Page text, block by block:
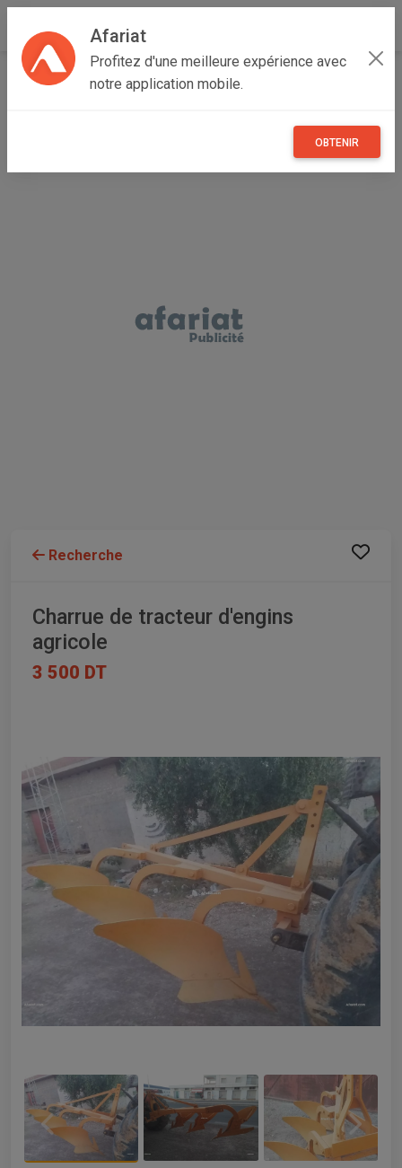
Afariat
Profitez d'une meilleure expérience avec
notre application mobile.
OBTENIR
Accueil Véhicules Grand Centre
Recherche
Charrue de tracteur d'engins
agricole
3 500 DT